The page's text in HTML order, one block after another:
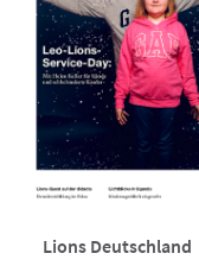
Lions Deutschland